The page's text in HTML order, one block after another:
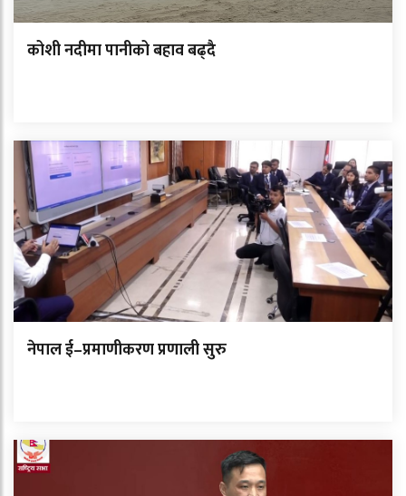
कोशी नदीमा पानीको बहाव बढ्दै
नेपाल ई–प्रमाणीकरण प्रणाली सुरु